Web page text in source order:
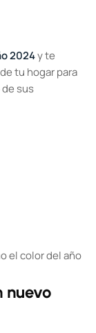
2024y te
tu hogar para
sus
el color del año
nuevo